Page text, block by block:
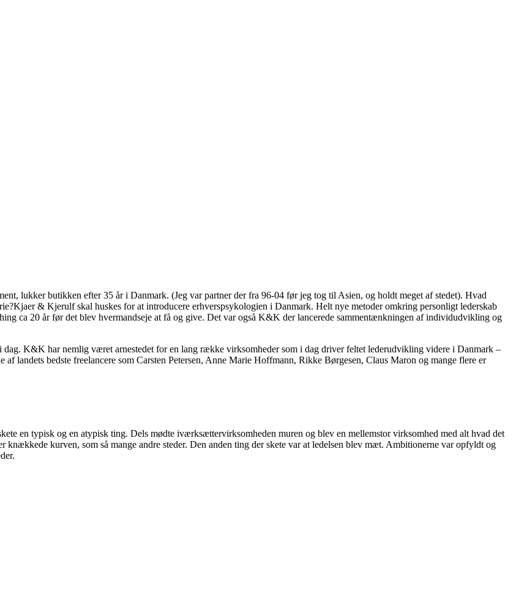
lukker butikken efter 35 år i Danmark. (Jeg var partner der fra 96-04 før jeg tog til Asien, og holdt meget af stedet). Hvad
Kjaer & Kjerulf skal huskes for at introducere erhverspsykologien i Danmark. Helt nye metoder omkring personligt lederskab
ca 20 år før det blev hvermandseje at få og give. Det var også K&K der lancerede sammentænkningen af individudvikling og
K&K har nemlig været arnestedet for en lang række virksomheder som i dag driver feltet lederudvikling videre i Danmark –
landets bedste freelancere som Carsten Petersen, Anne Marie Hoffmann, Rikke Børgesen, Claus Maron og mange flere er
en typisk og en atypisk ting. Dels mødte iværksættervirksomheden muren og blev en mellemstor virksomhed med alt hvad det
kurven, som så mange andre steder. Den anden ting der skete var at ledelsen blev mæt. Ambitionerne var opfyldt og